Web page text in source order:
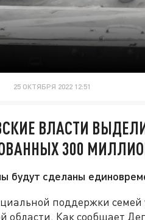
25 ОКТЯБРЯ 2022 12:51
ВЛАСТИ
300
будут сделаны
поддержки семей
области. Как сообщает